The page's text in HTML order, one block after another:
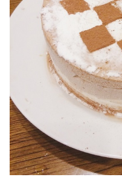
ดู
Music
Station
เกาหลี
ไลฟ์
ไตล์